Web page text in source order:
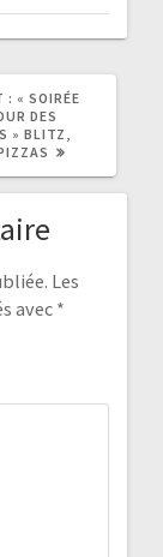
: ARTICLE
SUIVANT
:
« SOIRÉE
DES
» BLITZ,
Les
avec *